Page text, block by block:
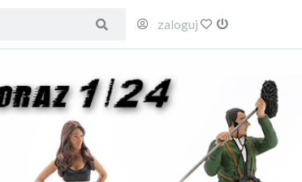
zaloguj ulubione